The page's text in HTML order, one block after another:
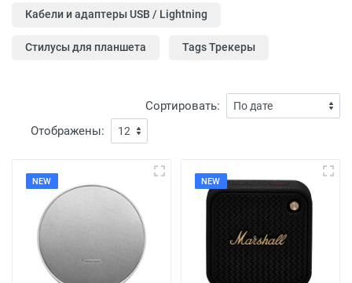
Кабели и адаптеры USB / Lightning
Стилусы для планшета Tags Трекеры
Сортировать:
Отображены:
NEW NEW